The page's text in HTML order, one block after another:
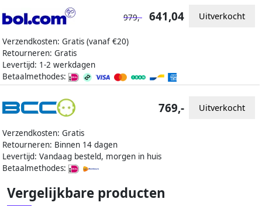
Verzendkosten: Gratis (vanaf €20)
Retourneren: Gratis
Levertijd: 1-2 werkdagen
Betaalmethodes:
979,- 641,04 Uitverkocht
Verzendkosten: Gratis
Retourneren: Binnen 14 dagen
Levertijd: Vandaag besteld, morgen in huis
Betaalmethodes:
769,- Uitverkocht
Vergelijkbare producten